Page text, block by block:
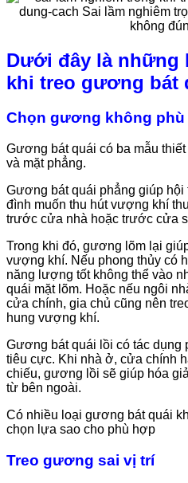
Dưới đây là những
khi treo gương bát
Chọn gương không
Gương bát quái có ba mẫu
và mặt phẳng.
Gương bát quái phẳng giúp
đình muốn thu hút vượng khí
trước cửa nhà hoặc trước cửa
Trong khi đó, gương lõm lại
vượng khí. Nếu phong thủy có
năng lượng tốt không thể vào
quái mặt lõm. Hoặc nếu ngôi
cửa chính, gia chủ cũng nên
hung vượng khí.
Gương bát quái lồi có tác
tiêu cực. Khi nhà ở, cửa chính
chiếu, gương lồi sẽ giúp hóa
từ bên ngoài.
Có nhiều loại gương bát quái
chọn lựa sao cho phù hợp
Treo gương sai vị trí